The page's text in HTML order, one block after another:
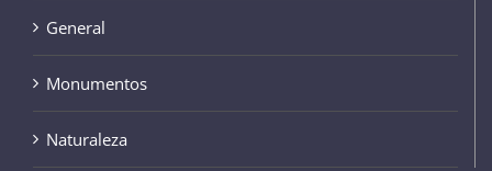
General
Monumentos
Naturaleza